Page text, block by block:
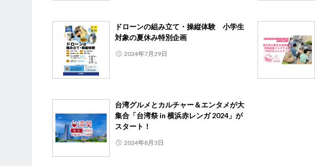
ドローンの組み立て・操縦体験 小学生
対象の夏休み特別企画
2024年7月29日
台湾グルメとカルチャー＆エンタメが大
集合「台湾祭 in 横浜赤レンガ 2024」が
スタート！
2024年8月3日